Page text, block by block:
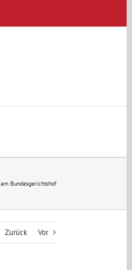
Bundesgerichtshof
Zurück Vor